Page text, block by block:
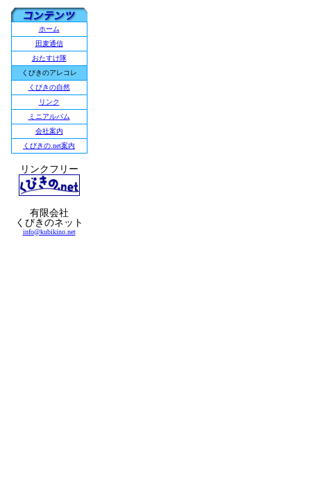
ホーム
田麦通信
おたすけ隊
くびきのアレコレ
くびきの自然
リンク
ミニアルバム
会社案内
くびきの.net案内
リンクフリー
有限会社
くびきのネット
info@kubikino.net